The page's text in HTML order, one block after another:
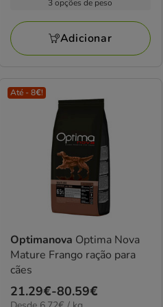
216.98€
3 opções de peso
Adicionar
Até - 8€!
Optimanova Optima Nova
Mature Frango ração para
cães
Preço
21.29€-80.59€